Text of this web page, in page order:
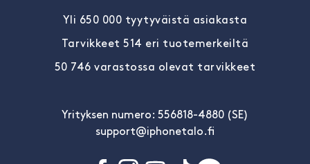
Yli 650 000 tyytyväistä asiakasta
Tarvikkeet 514 eri tuotemerkeiltä
50 746 varastossa olevat tarvikkeet
Yrityksen numero: 556818-4880 (SE)
support@iphonetalo.fi